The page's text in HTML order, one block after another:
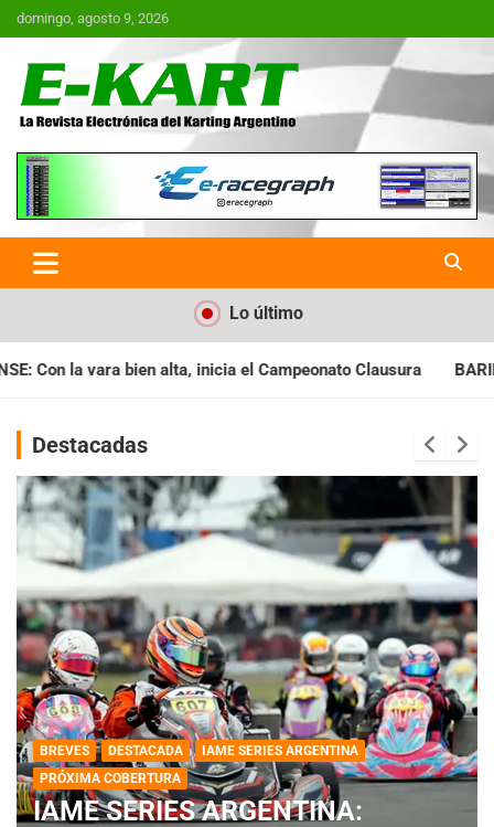
Saltar
al
domingo, agosto 9, 2026
E-Kart.com.ar | La Revista
Electrónica del Karting en
Argentina
Lo último
Campeonato Clausura BARILOCHENSE: Preparan una
Destacadas
BREVES DESTACADA
IAME SERIES ARGENTINA
PRÓXIMA COBERTURA
IAME SERIES ARGENTINA: